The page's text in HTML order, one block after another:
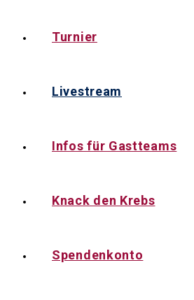
Turnier
Livestream
Infos für Gastteams
Knack den Krebs
Spendenkonto